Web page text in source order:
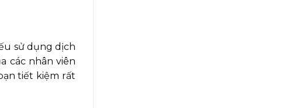
sử dụng dịch
các nhân viên
tiết kiệm rất